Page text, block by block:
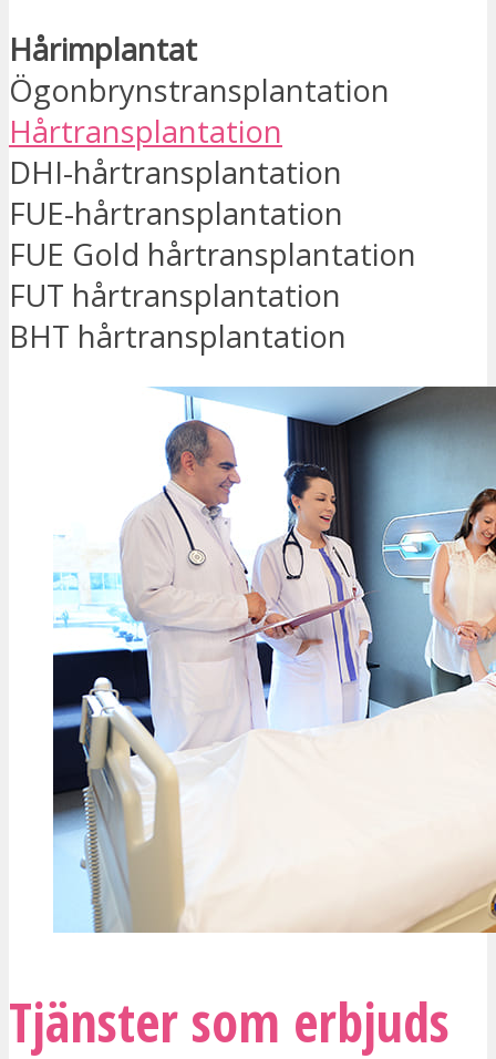
Hårimplantat
Ögonbrynstransplantation
Hårtransplantation
DHI-hårtransplantation
FUE-hårtransplantation
FUE Gold hårtransplantation
FUT hårtransplantation
BHT hårtransplantation
Tjänster som erbjuds